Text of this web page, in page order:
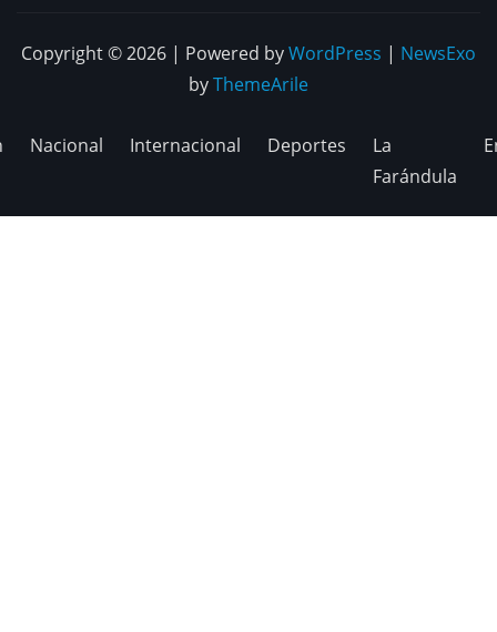
Copyright © 2026 | Powered byWordPress | NewsExo
byThemeArile
Nacional Internacional Deportes
La
Farándula